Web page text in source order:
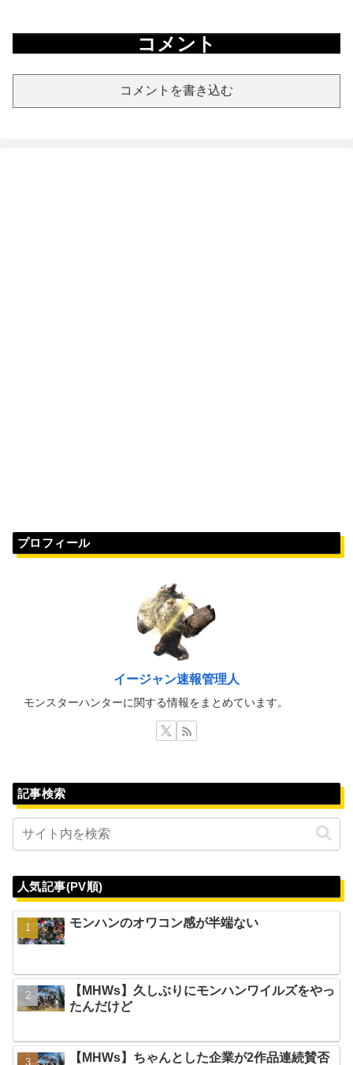
コメント
コメントを書き込む
プロフィール
イージャン速報管理人
モンスターハンターに関する情報をまとめています。
記事検索
人気記事(PV順)
モンハンのオワコン感が半端ない
【MHWs】久しぶりにモンハンワイルズをやっ
たんだけど
【MHWs】ちゃんとした企業が2作品連続賛否